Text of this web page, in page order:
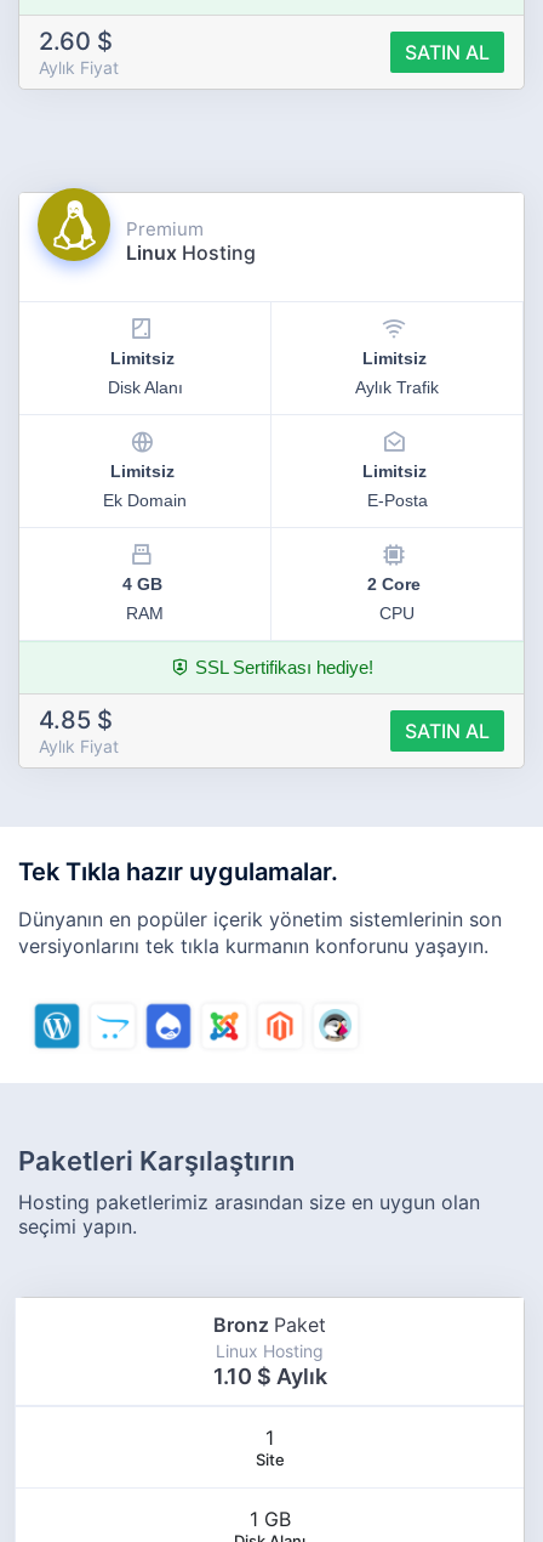
2.60 $
Aylık Fiyat
SATIN AL
Premium
Linux Hosting
Limitsiz
Disk Alanı
Limitsiz
Aylık Trafik
Limitsiz
Ek Domain
Limitsiz
E-Posta
4 GB
RAM
2 Core
CPU
SSL Sertifikası hediye!
4.85 $
Aylık Fiyat
SATIN AL
Tek Tıkla hazır uygulamalar.
Dünyanın en popüler içerik yönetim sistemlerinin son
versiyonlarını tek tıkla kurmanın konforunu yaşayın.
Paketleri Karşılaştırın
Hosting paketlerimiz arasından size en uygun olan
seçimi yapın.
Bronz Paket
Linux Hosting
1.10 $ Aylık
1
Site
1 GB